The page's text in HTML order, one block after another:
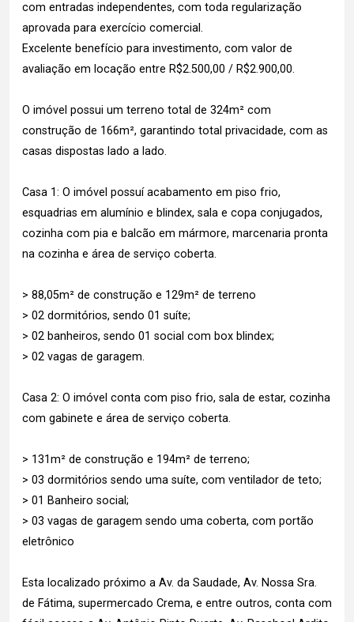
com entradas independentes, com toda regularização
aprovada para exercício comercial.
Excelente benefício para investimento, com valor de
avaliação em locação entre R$2.500,00 / R$2.900,00.
O imóvel possui um terreno total de 324m² com
construção de 166m², garantindo total privacidade, com as
casas dispostas lado a lado.
Casa 1: O imóvel possuí acabamento em piso frio,
esquadrias em alumínio e blindex, sala e copa conjugados,
cozinha com pia e balcão em mármore, marcenaria pronta
na cozinha e área de serviço coberta.
> 88,05m² de construção e 129m² de terreno
> 02 dormitórios, sendo 01 suíte;
> 02 banheiros, sendo 01 social com box blindex;
> 02 vagas de garagem.
Casa 2: O imóvel conta com piso frio, sala de estar, cozinha
com gabinete e área de serviço coberta.
> 131m² de construção e 194m² de terreno;
> 03 dormitórios sendo uma suíte, com ventilador de teto;
> 01 Banheiro social;
> 03 vagas de garagem sendo uma coberta, com portão
eletrônico
Esta localizado próximo a Av. da Saudade, Av. Nossa Sra.
de Fátima, supermercado Crema, e entre outros, conta com